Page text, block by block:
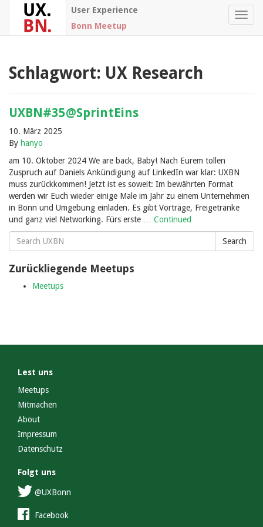
User Experience
Bonn Meetup
Schlagwort: UX Research
UXBN#35@SprintEins
10. März 2025
By hanyo
am 10. Oktober 2024 We are back, Baby! Nach Eurem tollen
Zuspruch auf Daniels Ankündigung auf LinkedIn war klar: UXBN
muss zurückkommen! Jetzt ist es soweit: Im bewährten Format
werden wir Euch wieder einige Male im Jahr zu einem Unternehmen
in Bonn und Umgebung einladen. Es gibt Vorträge, Freigetränke
und ganz viel Networking. Fürs erste … Continued
Search
for:
Search
Zurückliegende Meetups
Meetups
Lest uns
Meetups
Mitmachen
About
Impressum
Datenschutz
Folgt uns
@UXBonn
Facebook